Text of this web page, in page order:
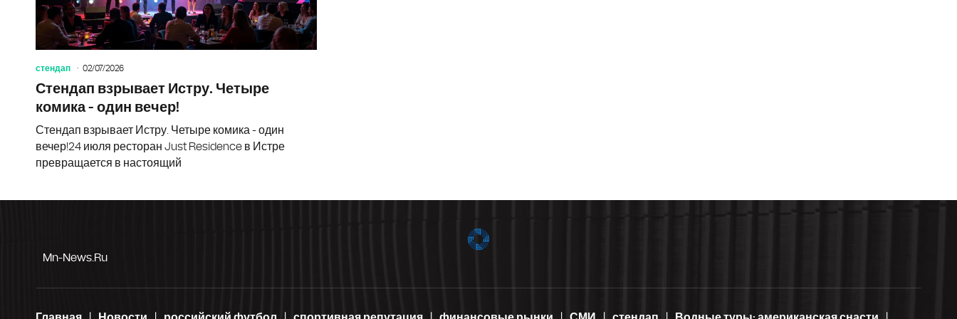
стендап 02/07/2026
Стендап взрывает Истру. Четыре
комика - один вечер!
Стендап взрывает Истру. Четыре комика - один
вечер!24 июля ресторан Just Residence в Истре
превращается в настоящий
Mn-News.ru